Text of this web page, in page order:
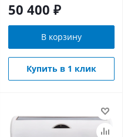
50 400 ₽
В корзину
Купить в 1 клик